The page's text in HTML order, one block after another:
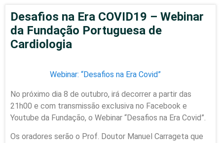
Desafios na Era COVID19 – Webinar
da Fundação Portuguesa de
Cardiologia
Webinar: “Desafios na Era Covid”
No próximo dia 8 de outubro, irá decorrer a partir das
21h00 e com transmissão exclusiva no Facebook e
Youtube da Fundação, o Webinar “Desafios na Era Covid”.
Os oradores serão o Prof. Doutor Manuel Carrageta que